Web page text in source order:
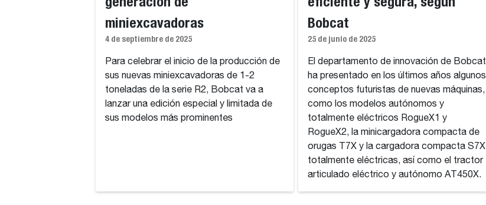
miniexcavadoras
4 de septiembre de 2025
Para celebrar el inicio de la producción de
sus nuevas miniexcavadoras de 1-2
toneladas de la serie R2, Bobcat va a
lanzar una edición especial y limitada de
sus modelos más prominentes
Bobcat
25 de junio de 2025
El departamento de innovación de Bobcat
ha presentado en los últimos años algunos
conceptos futuristas de nuevas máquinas,
como los modelos autónomos y
totalmente eléctricos RogueX1 y
RogueX2, la minicargadora compacta de
orugas T7X y la cargadora compacta S7X
totalmente eléctricas, así como el tractor
articulado eléctrico y autónomo AT450X.